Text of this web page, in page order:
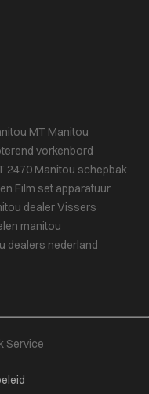
MT Manitou
vorkenbord
2470 Manitou schepbak
Film set apparatuur
dealerVissers
manitou
dealers nederland
Service